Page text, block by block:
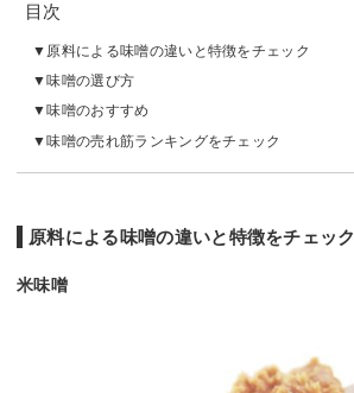
目次
原料による味噌の違いと特徴をチェック
味噌の選び方
味噌のおすすめ
味噌の売れ筋ランキングをチェック
原料による味噌の違いと特徴をチェック
米味噌